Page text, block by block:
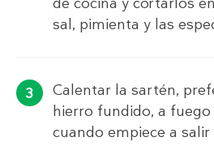
sal, pimienta y las
Calentar la sartén,
hierro fundido, a
cuando empiece a